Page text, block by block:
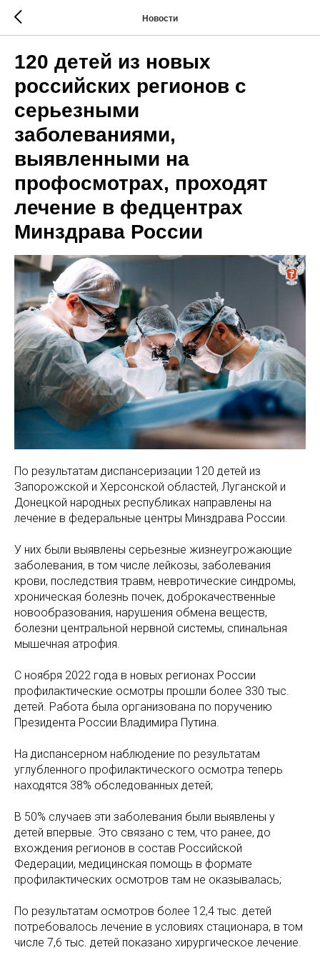
Новости
120 детей из новых
российских регионов с
серьезными
заболеваниями,
выявленными на
профосмотрах, проходят
лечение в федцентрах
Минздрава России
По результатам диспансеризации 120 детей из
Запорожской и Херсонской областей, Луганской и
Донецкой народных республиках направлены на
лечение в федеральные центры Минздрава России.
У них были выявлены серьезные жизнеугрожающие
заболевания, в том числе лейкозы, заболевания
крови, последствия травм, невротические синдромы,
хроническая болезнь почек, доброкачественные
новообразования, нарушения обмена веществ,
болезни центральной нервной системы, спинальная
мышечная атрофия.
С ноября 2022 года в новых регионах России
профилактические осмотры прошли более 330 тыс.
детей. Работа была организована по поручению
Президента России Владимира Путина.
На диспансерном наблюдение по результатам
углубленного профилактического осмотра теперь
находятся 38% обследованных детей;
В 50% случаев эти заболевания были выявлены у
детей впервые. Это связано с тем, что ранее, до
вхождения регионов в состав Российской
Федерации, медицинская помощь в формате
профилактических осмотров там не оказывалась;
По результатам осмотров более 12,4 тыс. детей
потребовалось лечение в условиях стационара, в том
числе 7,6 тыс. детей показано хирургическое лечение.